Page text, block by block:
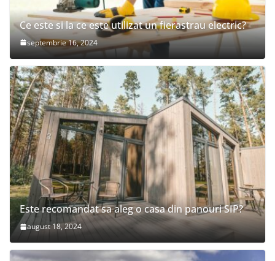
Ce este si la ce este utilizat un fierastrau electric?
septembrie 16, 2024
Este recomandat sa aleg o casa din panouri SIP?
august 18, 2024